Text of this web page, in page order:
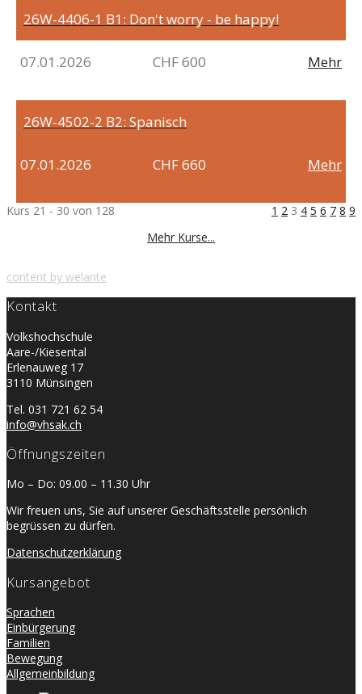
26W-4406-1 B1: Don't worry - be happy!
07.01.2026 CHF 600 Mehr
26W-4502-2 B2: Spanisch
07.01.2026 CHF 660 Mehr
Kurs 21 - 30 von 128 1 2 3 4 5 6 7 8 9
Mehr Kurse...
content by welante
Kontakt
Volkshochschule
Aare-/Kiesental
Erlenauweg 17
3110 Münsingen
Tel. 031 721 62 54
info@vhsak.ch
Öffnungszeiten
Mo – Do: 09.00 – 11.30 Uhr
Wir freuen uns, Sie auf unserer Geschäftsstelle persönlich
begrüssen zu dürfen.
Datenschutzerklärung
Kursangebot
Sprachen
Einbürgerung
Familien
Bewegung
Allgemeinbildung